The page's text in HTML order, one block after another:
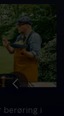
berøring i